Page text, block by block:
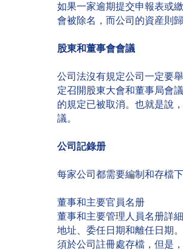
如果一家逾期提交申報表或
會被除名，而公司的資産則
股東和董事會會議
公司法沒有規定公司一定要
定召開股東大會和董事局會
的規定已被取消。也就是說
議。
公司記錄册
每家公司都需要編制和存檔
董事和主要官員名册
董事和主要管理人員名册詳
地址、委任日期和離任日期
須於公司註冊處存檔，但是